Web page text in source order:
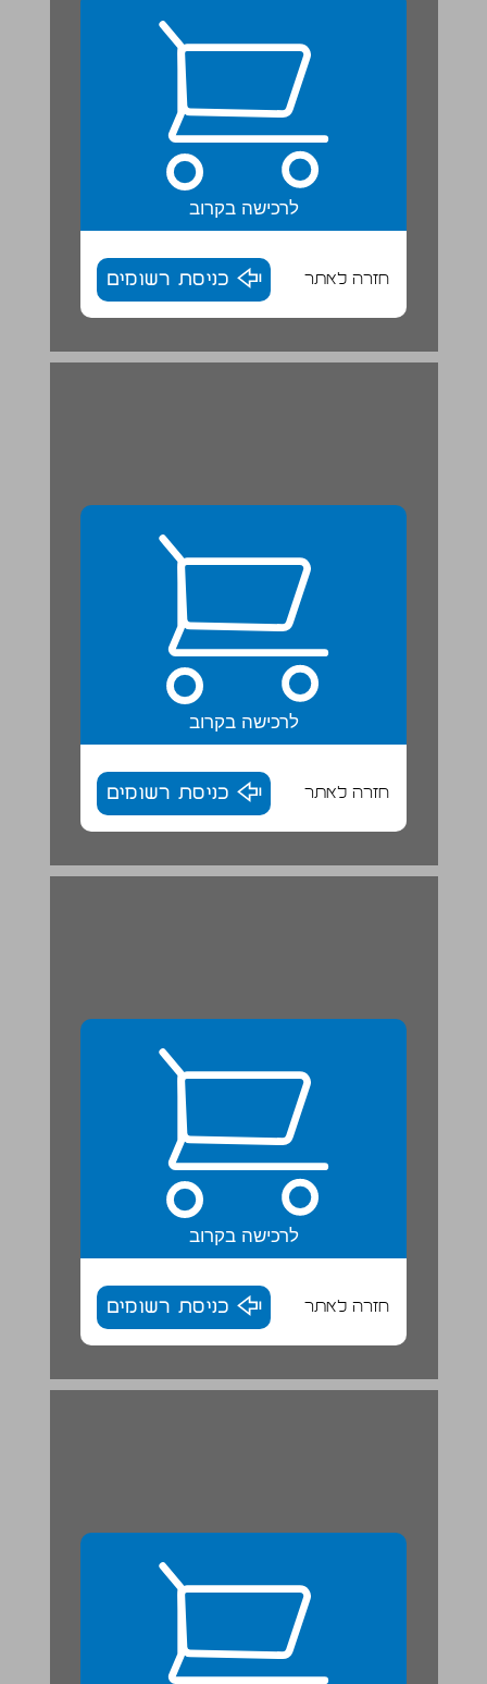
לרכישה בקרוב
חזרה לאתר כניסת רשומים
לרכישה בקרוב
חזרה לאתר כניסת רשומים
יחידה 2 ברוכים הבאים לישראל ... 6
לרכישה בקרוב
חזרה לאתר כניסת רשומים